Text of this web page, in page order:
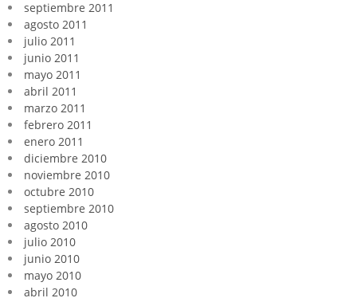
septiembre 2011
agosto 2011
julio 2011
junio 2011
mayo 2011
abril 2011
marzo 2011
febrero 2011
enero 2011
diciembre 2010
noviembre 2010
octubre 2010
septiembre 2010
agosto 2010
julio 2010
junio 2010
mayo 2010
abril 2010